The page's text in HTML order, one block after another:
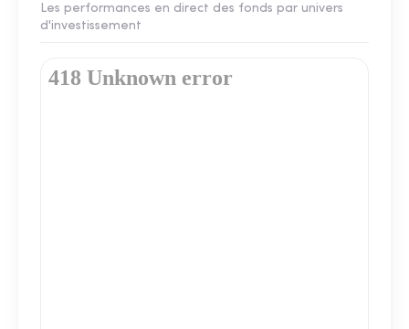
Les performances en direct des fonds par univers
d'investissement